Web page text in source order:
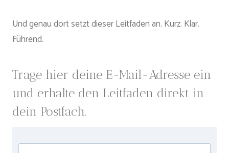
Und genau dort setzt dieser Leitfaden an. Kurz. Klar.
Führend.
Trage hier deine E-Mail-Adresse ein
und erhalte den Leitfaden direkt in
dein Postfach.